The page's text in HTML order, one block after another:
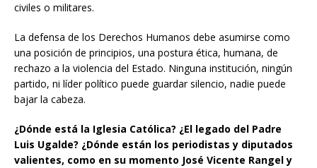
civiles o militares.
La defensa de los Derechos Humanos debe asumirse como
una posición de principios, una postura ética, humana, de
rechazo a la violencia del Estado. Ninguna institución, ningún
partido, ni líder político puede guardar silencio, nadie puede
bajar la cabeza.
¿Dónde está la Iglesia Católica? ¿El legado del Padre
Luis Ugalde? ¿Dónde están los periodistas y diputados
valientes, como en su momento José Vicente Rangel y